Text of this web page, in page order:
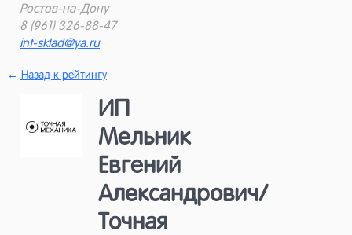
Ростов-на-Дону
8 (961) 326-88-47
int-sklad@ya.ru
← Назад к рейтингу
ИП
Мельник
Евгений
Александрович/
Точная